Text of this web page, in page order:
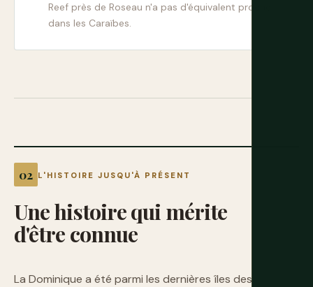
Reef près de Roseau n'a pas d'équivalent proche
dans les Caraïbes.
L'HISTOIRE JUSQU'À PRÉSENT
Unehistoirequi mérite
d'êtreconnue
La Dominique a été parmi les dernières îles des